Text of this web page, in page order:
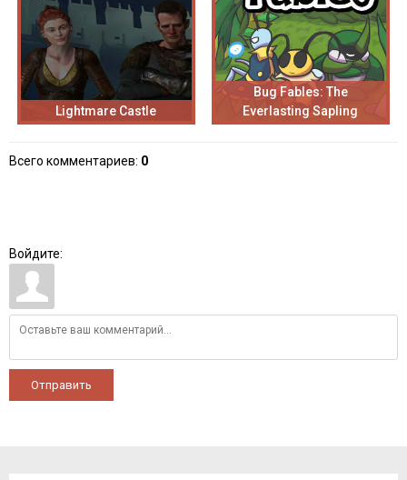
Lightmare Castle
Bug Fables: The
Everlasting Sapling
Всего комментариев: 0
Войдите:
Отправить